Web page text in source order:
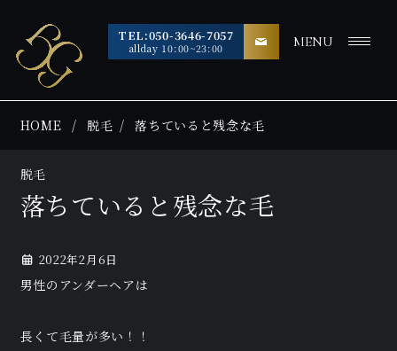
TEL:050-3646-7057
allday 10:00~23:00 MENU
HOME 脱毛 落ちていると残念な毛
脱毛
落ちていると残念な毛
2022年2月6日
男性のアンダーヘアは
長くて毛量が多い！！